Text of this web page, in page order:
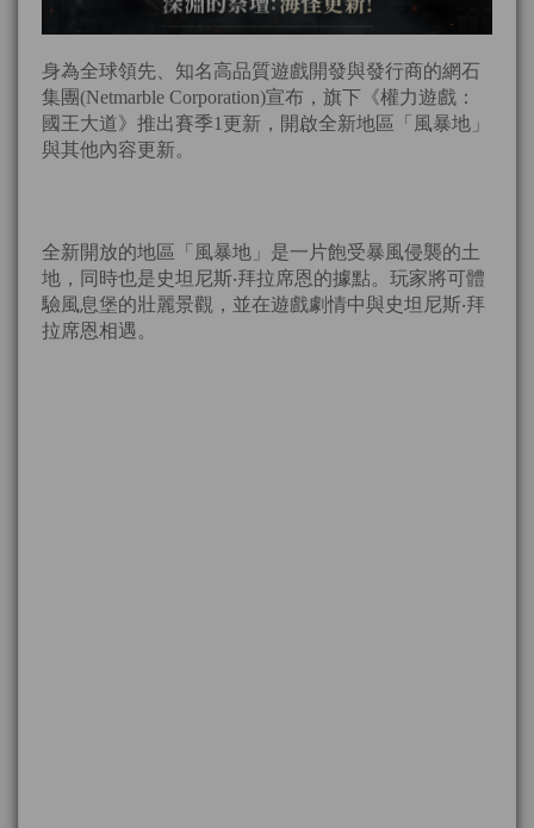
身為全球領先、知名高品質遊戲開發與發行商的網石
集團(Netmarble Corporation)宣布，旗下《權力遊戲：
國王大道》推出賽季1更新，開啟全新地區「風暴地」
與其他內容更新。
全新開放的地區「風暴地」是一片飽受暴風侵襲的土
地，同時也是史坦尼斯‧拜拉席恩的據點。玩家將可體
驗風息堡的壯麗景觀，並在遊戲劇情中與史坦尼斯‧拜
拉席恩相遇。